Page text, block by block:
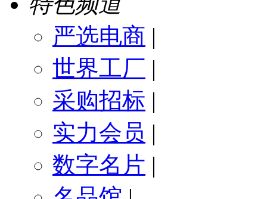
严选电商 |
世界工厂 |
采购招标 |
实力会员 |
数字名片 |